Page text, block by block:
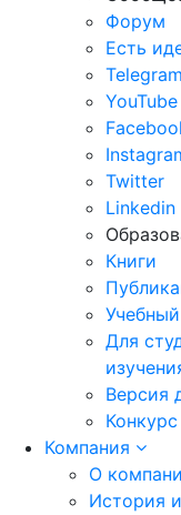
Форум
Есть
Telegram
YouTube
Twitter
Linkedin
Книги
Для
Версия
Компания
О
История